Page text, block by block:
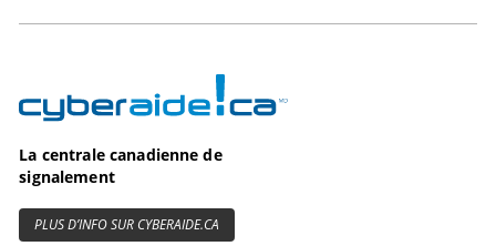
Cyberaide.ca
La centrale canadienne de
signalement
PLUS D’INFO SUR CYBERAIDE.CA